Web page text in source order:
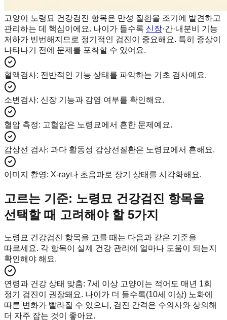
고양이 노령묘 건강검진 항목은 만성 질환을 조기에 발견하고
관리하는 데 핵심이에요. 나이가 들수록 신장·간·내분비 기능
저하가 빈번해지므로 정기적인 검진이 중요해요. 특히 증상이
나타나기 전에 문제를 포착할 수 있어요.
혈액검사: 전반적인 기능 상태를 파악하는 기초 검사예요.
소변검사: 신장 기능과 감염 여부를 확인해요.
혈압 측정: 고혈압은 노령묘에서 흔한 문제예요.
갑상선 검사: 과다 활동성 갑상선질환은 노령묘에서 흔해요.
이미지 촬영: X-ray나 초음파로 장기 상태를 시각화해요.
고르는 기준: 노령묘 건강검진 항목을
선택할 때 고려해야 할 5가지
노령묘 건강검진 항목을 고를 때는 다음과 같은 기준을
따르세요. 각 항목이 실제 건강 관리에 얼마나 도움이 되는지
확인해야 해요.
연령과 건강 상태 맞춤: 7세 이상 고양이는 적어도 매년 1회
정기 검진이 권장돼요. 나이가 더 들수록(10세 이상) 노화에
따른 변화가 빨라질 수 있으니, 검진 간격은 수의사와 상의해
더 자주 잡는 것이 좋아요.